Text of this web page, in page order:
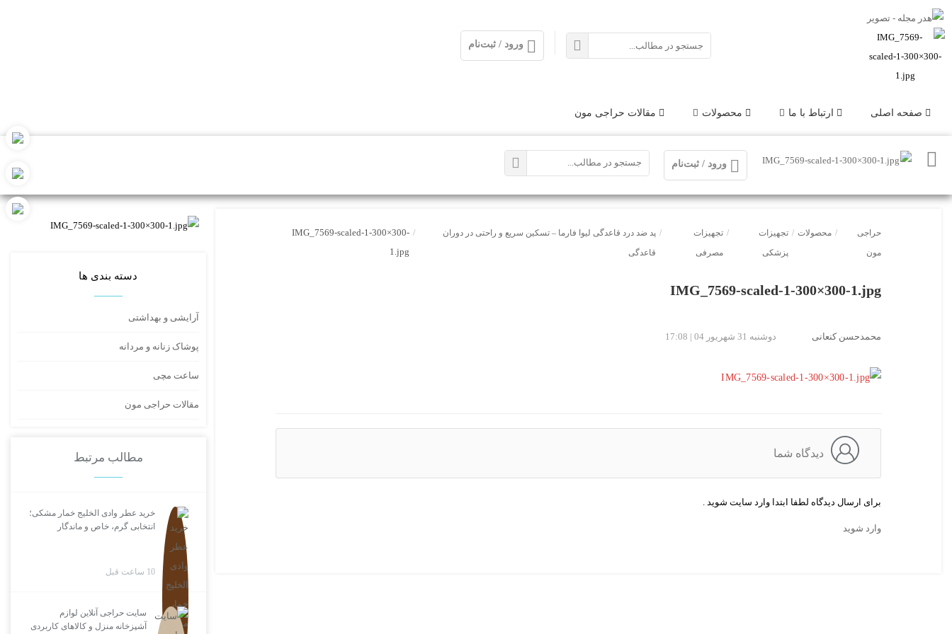
ورود / ثبت‌نام
صفحه اصلی ارتباط با ما محصولات مقالات حراجی مون
ورود / ثبت‌نام
حراجی
مون
/ محصولات / تجهیزات
پزشکی
/ تجهیزات
مصرفی
/ پد ضد درد قاعدگی لیوا فارما – تسکین سریع و راحتی در دوران
قاعدگی
/
IMG_7569-scaled-1-300×300-
1.jpg
IMG_7569-scaled-1-300×300-1.jpg
محمدحسن کنعانی دوشنبه 31 شهریور 04 | 17:08
دیدگاه شما
برای ارسال دیدگاه لطفا ابتدا وارد سایت شوید .
وارد شوید
دسته بندی ها
آرایشی و بهداشتی
پوشاک زنانه و مردانه
ساعت مچی
مقالات حراجی مون
مطالب مرتبط
خرید عطر وادی الخلیج خمار مشکی؛
انتخابی گرم، خاص و ماندگار
10 ساعت قبل
سایت حراجی آنلاین لوازم
آشپزخانه منزل و کالاهای کاربردی